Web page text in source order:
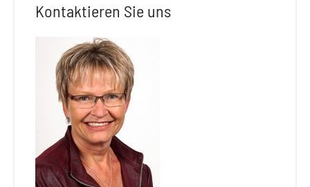
Kontaktieren Sie uns